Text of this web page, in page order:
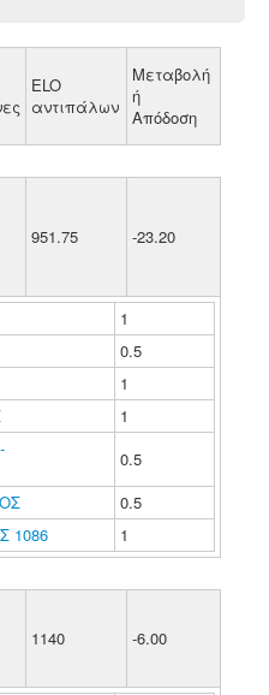
ELO
αντιπάλων
Μεταβολή
ή
Απόδοση
951.75 -23.20
1
0.5
1
1
0.5
0.5
1086
1
1140 -6.00